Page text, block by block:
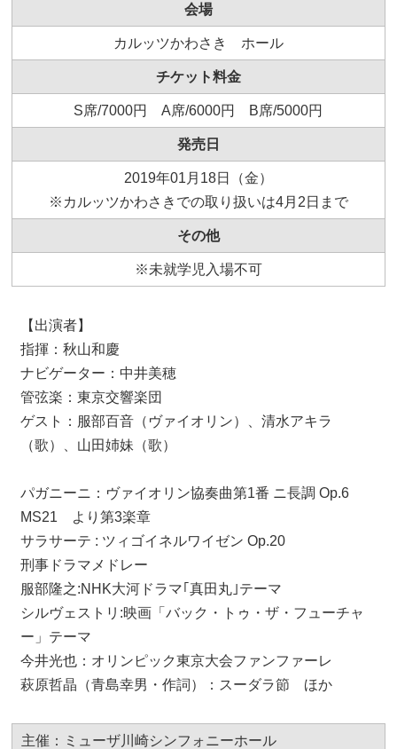
会場
カルッツかわさき ホール
チケット料金
S席/7000円 A席/6000円 B席/5000円
発売日
2019年01月18日（金）
※カルッツかわさきでの取り扱いは4月2日まで
その他
※未就学児入場不可
【出演者】
指揮：秋山和慶
ナビゲーター：中井美穂
管弦楽：東京交響楽団
ゲスト：服部百音（ヴァイオリン）、清水アキラ
（歌）、山田姉妹（歌）
パガニーニ：ヴァイオリン協奏曲第1番 ニ長調 Op.6
MS21 より第3楽章
サラサーテ : ツィゴイネルワイゼン Op.20
刑事ドラマメドレー
服部隆之:NHK大河ドラマ｢真田丸｣テーマ
シルヴェストリ:映画「バック・トゥ・ザ・フューチャ
ー」テーマ
今井光也：オリンピック東京大会ファンファーレ
萩原哲晶（青島幸男・作詞）：スーダラ節 ほか
主催：ミューザ川崎シンフォニーホール